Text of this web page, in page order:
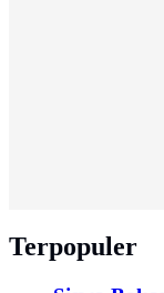
Terpopuler